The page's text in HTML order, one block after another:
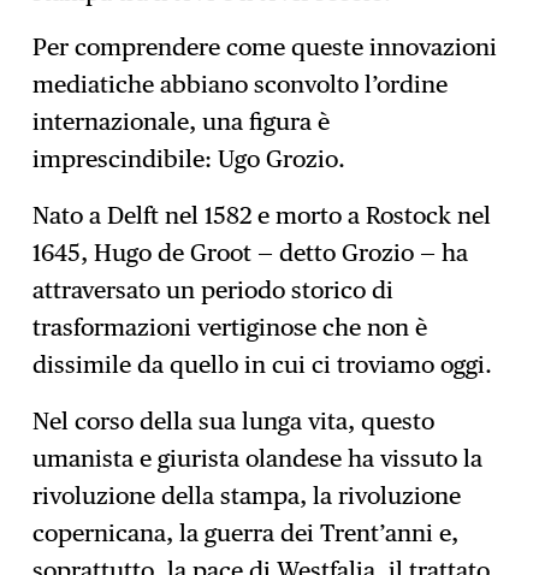
Per comprendere come queste innovazioni
mediatiche abbiano sconvolto l’ordine
internazionale, una figura è
imprescindibile: Ugo Grozio.
Nato a Delft nel 1582 e morto a Rostock nel
1645, Hugo de Groot — detto Grozio — ha
attraversato un periodo storico di
trasformazioni vertiginose che non è
dissimile da quello in cui ci troviamo oggi.
Nel corso della sua lunga vita, questo
umanista e giurista olandese ha vissuto la
rivoluzione della stampa, la rivoluzione
copernicana, la guerra dei Trent’anni e,